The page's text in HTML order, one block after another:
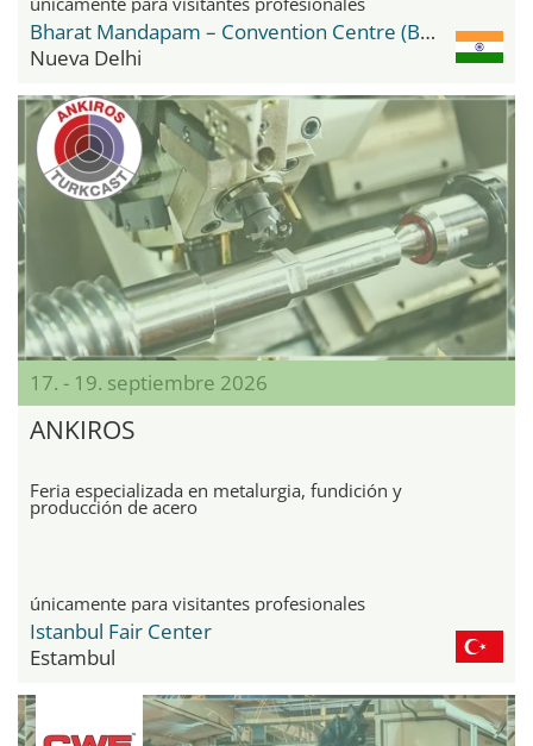
Bharat Mandapam – Convention Centre (BMCC)
Nueva Delhi
17. - 19. septiembre 2026
ANKIROS
Feria especializada en metalurgia, fundición y
producción de acero
únicamente para visitantes profesionales
Istanbul Fair Center
Estambul